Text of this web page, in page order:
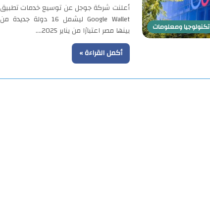
تكنولوجيا ومعلومات
أعلنت شركة جوجل عن توسيع خدمات تطبيق
Google Wallet ليشمل 16 دولة جديدة من
بينها مصر اعتبارًا من يناير 2025.…
أكمل القراءة »